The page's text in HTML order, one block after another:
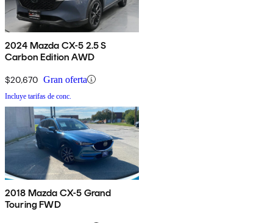
2024 Mazda CX-5 2.5 S
Carbon Edition AWD
$20,670 Gran oferta
Incluye tarifas de conc.
2018 Mazda CX-5 Grand
Touring FWD